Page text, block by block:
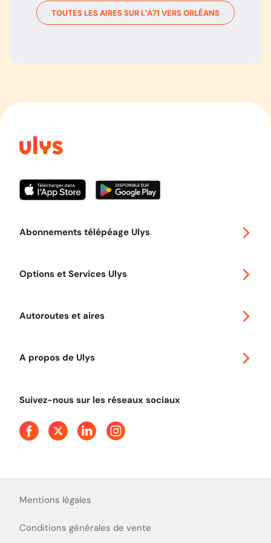
TOUTES LES AIRES SUR L’A71 VERSORLÉANS
Abonnements télépéage Ulys
Options et Services Ulys
Autoroutes et aires
A propos de Ulys
Presse
Suivez-nous sur les réseaux sociaux
Mentions légales
Conditions générales de vente